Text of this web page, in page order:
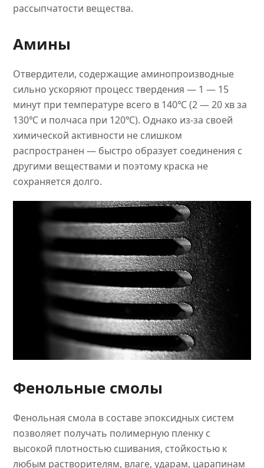
рассыпчатости вещества.
Амины
Отвердители, содержащие аминопроизводные
сильно ускоряют процесс твердения — 1 — 15
минут при температуре всего в 140℃ (2 — 20 хв за
130℃ и полчаса при 120℃). Однако из-за своей
химической активности не слишком
распространен — быстро образует соединения с
другими веществами и поэтому краска не
сохраняется долго.
Фенольные смолы
Фенольная смола в составе эпоксидных систем
позволяет получать полимерную пленку с
высокой плотностью сшивания, стойкостью к
любым растворителям, влаге, ударам, царапинам